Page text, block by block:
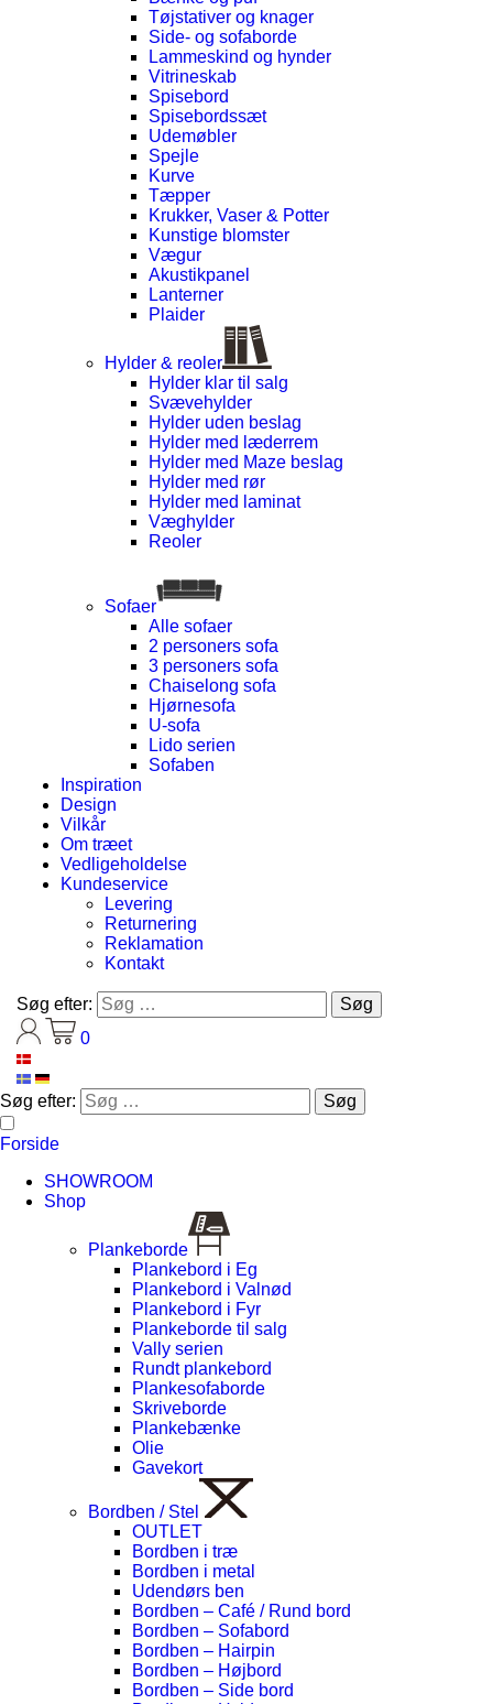
Tøjstativer og knager
Side- og sofaborde
Lammeskind og hynder
Vitrineskab
Spisebord
Spisebordssæt
Udemøbler
Spejle
Kurve
Tæpper
Krukker, Vaser & Potter
Kunstige blomster
Vægur
Akustikpanel
Lanterner
Plaider
Hylder & reoler
Hylder klar til salg
Svævehylder
Hylder uden beslag
Hylder med læderrem
Hylder med Maze beslag
Hylder med rør
Hylder med laminat
Væghylder
Reoler
Sofaer
Alle sofaer
2 personers sofa
3 personers sofa
Chaiselong sofa
Hjørnesofa
U-sofa
Lido serien
Sofaben
Inspiration
Design
Vilkår
Om træet
Vedligeholdelse
Kundeservice
Levering
Returnering
Reklamation
Kontakt
Søg efter:
0
Søg efter:
Forside
SHOWROOM
Shop
Plankeborde
Plankebord i Eg
Plankebord i Valnød
Plankebord i Fyr
Plankeborde til salg
Vally serien
Rundt plankebord
Plankesofaborde
Skriveborde
Plankebænke
Olie
Gavekort
Bordben / Stel
OUTLET
Bordben i træ
Bordben i metal
Udendørs ben
Bordben – Café / Rund bord
Bordben – Sofabord
Bordben – Hairpin
Bordben – Højbord
Bordben – Side bord